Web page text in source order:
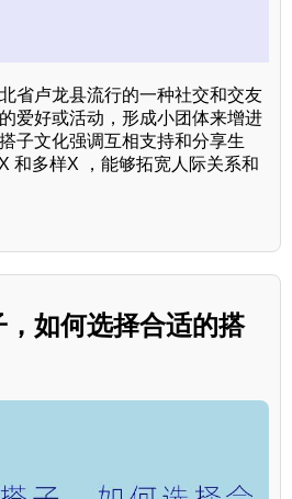
省卢龙县流行的一种社交和交友
爱好或活动，形成小团体来增进
子文化强调互相支持和分享生
和多样X ，能够拓宽人际关系和
如何选择合适的搭